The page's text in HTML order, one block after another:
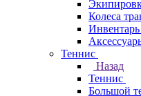
Колеса
Теннис
Назад
Теннис
Большой